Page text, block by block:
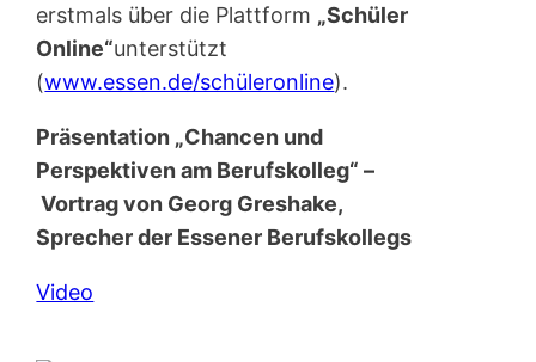
erstmals über die Plattform „Schüler
Online“unterstützt
(www.essen.de/schüleronline).
Präsentation „Chancen und
Perspektiven am Berufskolleg“ –
Vortrag von Georg Greshake,
Sprecher der Essener Berufskollegs
Video